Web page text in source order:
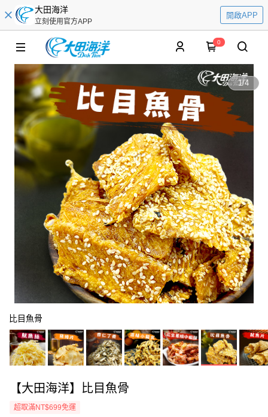
大田海洋
立刻使用官方APP
開啟APP
0
1/4
比目魚骨
【大田海洋】比目魚骨
超取滿NT$699免運